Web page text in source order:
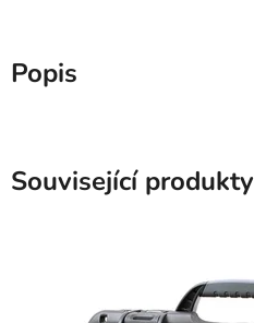
Popis
Související produkty